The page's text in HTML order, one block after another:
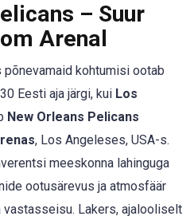
– Suur
Arenal
kohtumisi ootab
Eesti aja järgi, kui Los
New Orleans Pelicans
, Los Angeleses, USA-s.
meeskonna lahinguga
ootusärevus ja atmosfäär
vastasseisu. Lakers, ajalooliselt